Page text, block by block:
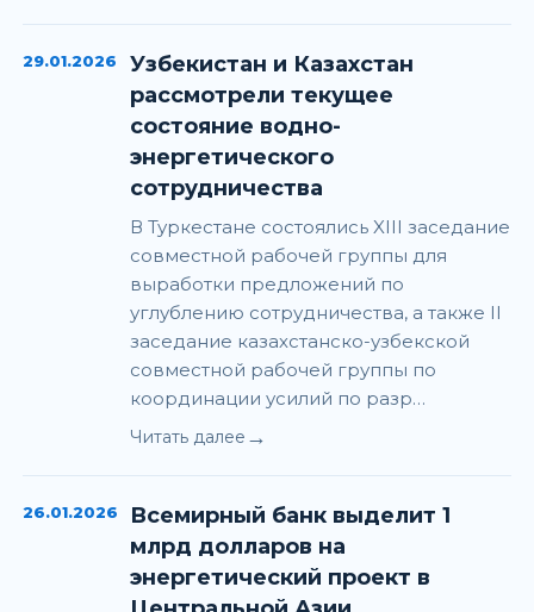
29.01.2026
Узбекистан и Казахстан
рассмотрели текущее
состояние водно-
энергетического
сотрудничества
В Туркестане состоялись XIII заседание
совместной рабочей группы для
выработки предложений по
углублению сотрудничества, а также II
заседание казахстанско-узбекской
совместной рабочей группы по
координации усилий по разр…
Читать далее →
26.01.2026
Всемирный банк выделит 1
млрд долларов на
энергетический проект в